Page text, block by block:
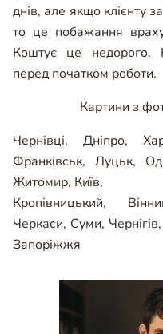
днів, але якщо клієнту
то це побажання
Коштує це недорого.
перед початком роботи.
Картини з
Чернівці, Дніпро,
Франківськ, Луцьк,
Житомир, Київ,
Кропівницький,
Черкаси, Суми, Чернігів,
Запоріжжя